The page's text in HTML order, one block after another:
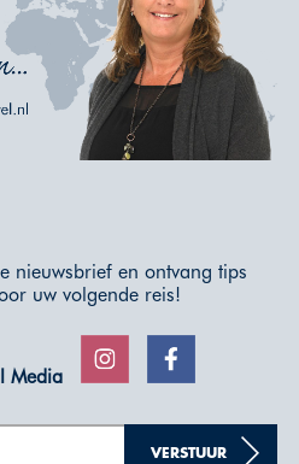
nieuwsbrief en ontvang tips
uw volgende reis!
Media
VERSTUUR